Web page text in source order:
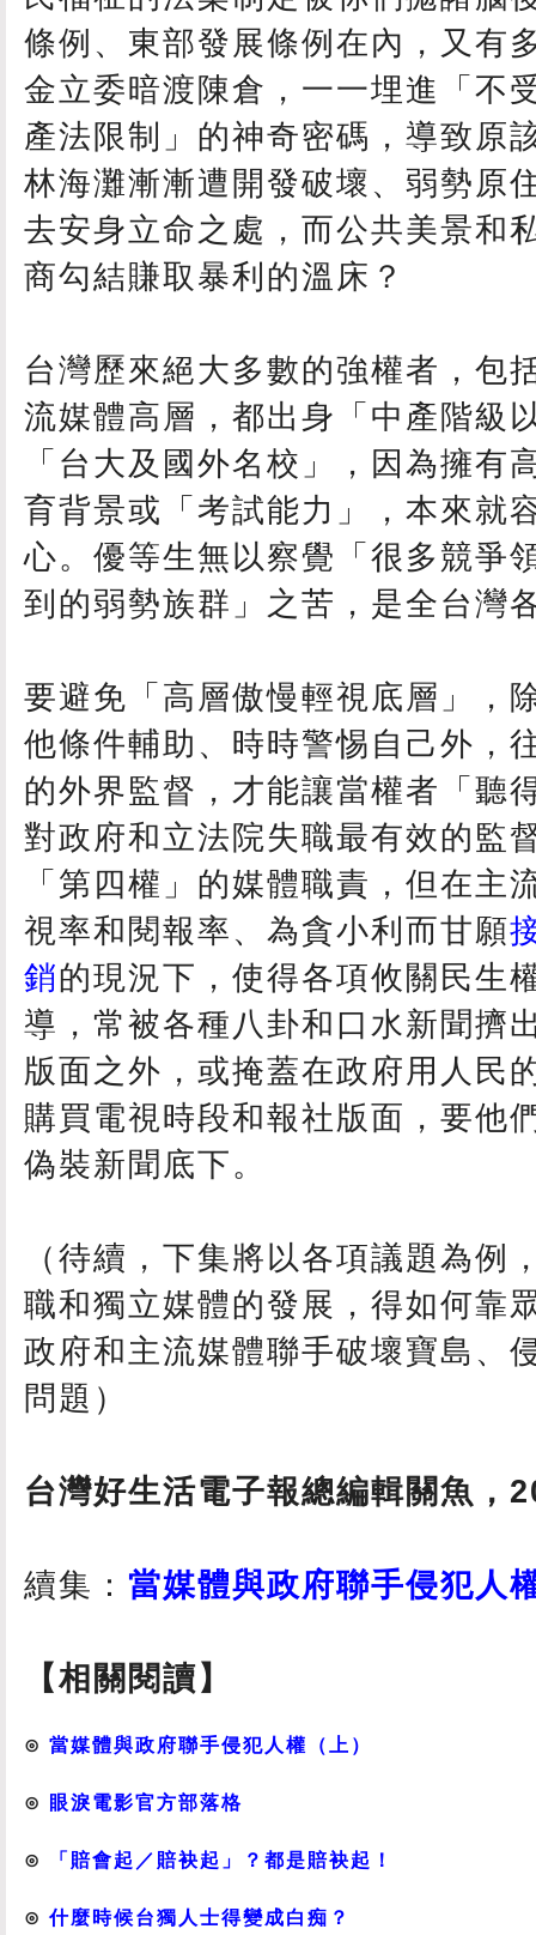
條例、東部發展條例在內，又有
金立委暗渡陳倉，一一埋進「不
產法限制」的神奇密碼，導致原
林海灘漸漸遭開發破壞、弱勢原
去安身立命之處，而公共美景和
商勾結賺取暴利的溫床？
台灣歷來絕大多數的強權者，包
流媒體高層，都出身「中產階級
「台大及國外名校」，因為擁有
育背景或「考試能力」，本來就
心。優等生無以察覺「很多競爭
到的弱勢族群」之苦，是全台灣
要避免「高層傲慢輕視底層」，
他條件輔助、時時警惕自己外，
的外界監督，才能讓當權者「聽
對政府和立法院失職最有效的監
「第四權」的媒體職責，但在主
視率和閱報率、為貪小利而甘願
銷的現況下，使得各項攸關民生
導，常被各種八卦和口水新聞擠
版面之外，或掩蓋在政府用人民
購買電視時段和報社版面，要他
偽裝新聞底下。
（待續，下集將以各項議題為例
職和獨立媒體的發展，得如何靠
政府和主流媒體聯手破壞寶島、
問題）
台灣好生活電子報總編輯關魚，
續集： 當媒體與政府聯手侵犯人
【相關閱讀】
⊙ 當媒體與政府聯手侵犯人權（上）
⊙ 眼淚電影官方部落格
⊙ 「賠會起／賠袂起」？都是賠袂起！
⊙ 什麼時候台獨人士得變成白痴？